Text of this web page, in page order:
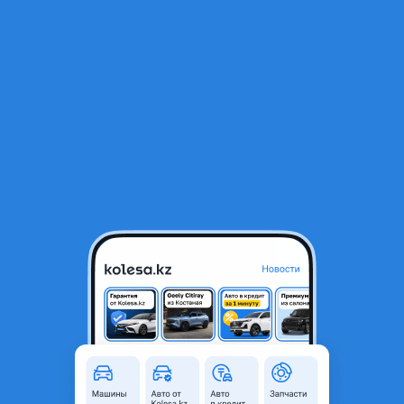
Рулевые рейки на автомобили Honda
Караганда, Карагандинская